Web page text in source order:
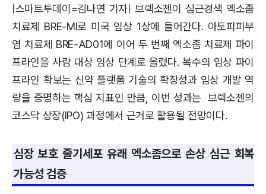
|스마트투데이=김나연 기자| 브렉소젠이 심근경색 엑소좀
치료제 BRE-MI로 미국 임상 1상에 들어간다. 아토피피부
염 치료제 BRE-AD01에 이어 두 번째 엑소좀 치료제 파이
프라인을 사람 대상 임상 단계로 올렸다. 복수의 임상 파이
프라인 확보는 신약 플랫폼 기술의 확장성과 임상 개발 역
량을 증명하는 핵심 지표인 만큼, 이번 성과는 브렉소젠의
코스닥 상장(IPO) 과정에서 근거로 활용될 전망이다.
심장 보호 줄기세포 유래 엑소좀으로 손상 심근 회복
가능성 검증